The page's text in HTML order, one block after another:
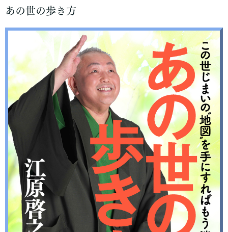
あの世の歩き方